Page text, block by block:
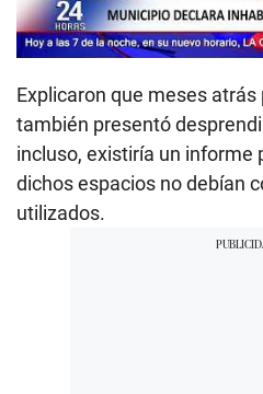
Explicaron que meses
también presentó
incluso, existiría un informe
dichos espacios no debían
utilizados.